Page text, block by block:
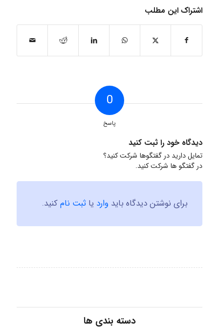
اشتراک این مطلب
0
پاسخ
دیدگاه خود را ثبت کنید
تمایل دارید در گفتگوها شرکت کنید؟
در گفتگو ها شرکت کنید.
برای نوشتن دیدگاه باید وارد یا ثبت نامکنید.
دسته بندی ها